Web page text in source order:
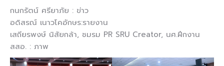
กนกรัตน์ ศรียาภัย : ข่าว
อดิสรณ์ เนาวโคอักษร:รายงาน
เสถียรพงษ์ นิสัยกล้า, ชมรม PR SRU Creator, นศ.ฝึกงาน
สสอ. : ภาพ